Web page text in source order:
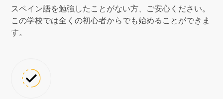
スペイン語を勉強したことがない方、ご安心ください。
この学校では全くの初心者からでも始めることができま
す。